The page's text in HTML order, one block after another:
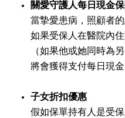
關愛守護人每日現金
當摯愛患病，照顧者
如果受保人在醫院內
（如果他或她同時為
將會獲得支付每日現
子女折扣優惠
假如保單持有人是受